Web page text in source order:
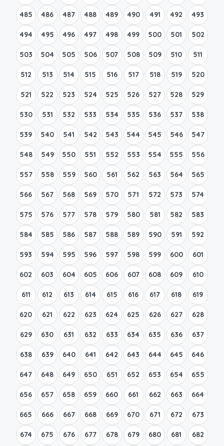
485 486 487 488 489 490 491 492 493
494 495 496 497 498 499 500 501 502
503 504 505 506 507 508 509 510 511
512 513 514 515 516 517 518 519 520
521 522 523 524 525 526 527 528 529
530 531 532 533 534 535 536 537 538
539 540 541 542 543 544 545 546 547
548 549 550 551 552 553 554 555 556
557 558 559 560 561 562 563 564 565
566 567 568 569 570 571 572 573 574
575 576 577 578 579 580 581 582 583
584 585 586 587 588 589 590 591 592
593 594 595 596 597 598 599 600 601
602 603 604 605 606 607 608 609 610
611 612 613 614 615 616 617 618 619
620 621 622 623 624 625 626 627 628
629 630 631 632 633 634 635 636 637
638 639 640 641 642 643 644 645 646
647 648 649 650 651 652 653 654 655
656 657 658 659 660 661 662 663 664
665 666 667 668 669 670 671 672 673
674 675 676 677 678 679 680 681 682